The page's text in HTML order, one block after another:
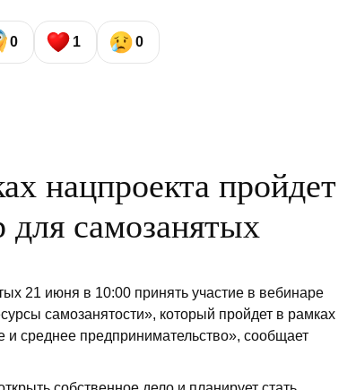
0 1 0
нацпроекта пройдет
для самозанятых
21 июня в 10:00 принять участие в вебинаре
самозанятости», который пройдет в рамках
среднее предпринимательство», сообщает